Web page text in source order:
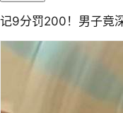
记9分罚200！男子竟